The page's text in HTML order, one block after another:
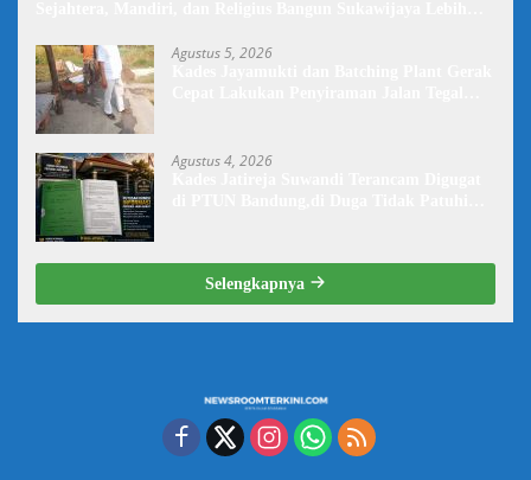
Agustus 5, 2026
Agustus 4, 2026
Selengkapnya